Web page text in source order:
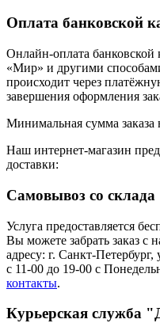
Оплата банковской
Онлайн-оплата банковской
«Мир» и другими
происходит через
завершения оформления
Минимальная сумма заказа
Наш интернет-магазин
доставки:
Самовывоз со склада
Услуга предоставляется
Вы можете забрать заказ с
адресу: г. Санкт-
с 11-00 до 19-00 с
контакты.
Курьерская служба